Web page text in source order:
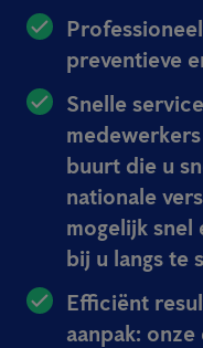
preventieve
Snelle
buurt die u
nationale
mogelijk
bij u langs te
Efficiënt
aanpak: onze